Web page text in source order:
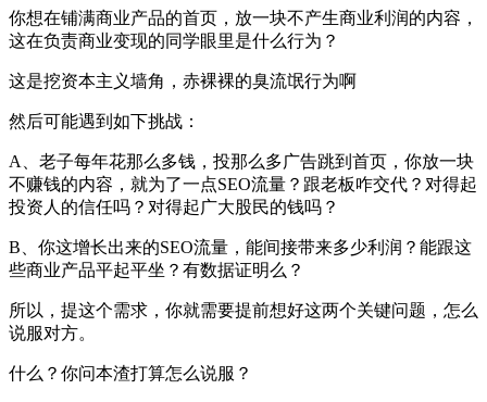
你想在铺满商业产品的首页，放一块不产生商业利润的内容，
这在负责商业变现的同学眼里是什么行为？
这是挖资本主义墙角，赤裸裸的臭流氓行为啊
然后可能遇到如下挑战：
A、老子每年花那么多钱，投那么多广告跳到首页，你放一块
不赚钱的内容，就为了一点SEO流量？跟老板咋交代？对得起
投资人的信任吗？对得起广大股民的钱吗？
B、你这增长出来的SEO流量，能间接带来多少利润？能跟这
些商业产品平起平坐？有数据证明么？
所以，提这个需求，你就需要提前想好这两个关键问题，怎么
说服对方。
什么？你问本渣打算怎么说服？